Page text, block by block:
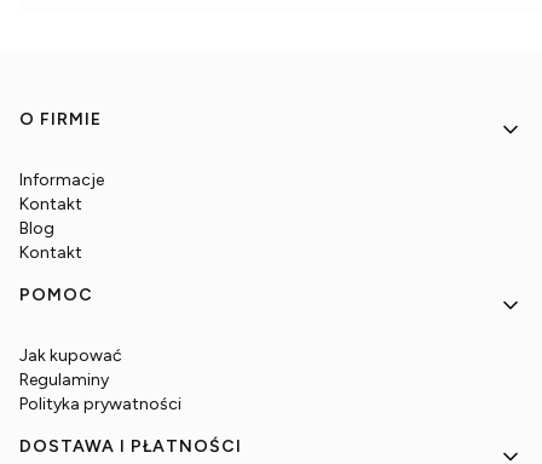
Linki w stopce
O FIRMIE
Informacje
Kontakt
Blog
Kontakt
POMOC
Jak kupować
Regulaminy
Polityka prywatności
DOSTAWA I PŁATNOŚCI